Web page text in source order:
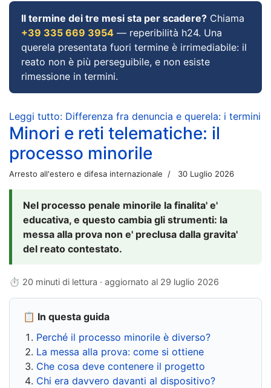
Il termine dei tre mesi sta per scadere? Chiama
+39 335 669 3954 — reperibilità h24. Una
querela presentata fuori termine è irrimediabile: il
reato non è più perseguibile, e non esiste
rimessione in termini.
Leggi tutto: Differenza fra denuncia e querela: i termini
Minori e reti telematiche: il
processo minorile
Arresto all'estero e difesa internazionale 30 Luglio 2026
Nel processo penale minorile la finalita' e'
educativa, e questo cambia gli strumenti: la
messa alla prova non e' preclusa dalla gravita'
del reato contestato.
⏱ 20 minuti di lettura · aggiornato al 29 luglio 2026
📋 In questa guida
Perché il processo minorile è diverso?
La messa alla prova: come si ottiene
Che cosa deve contenere il progetto
Chi era davvero davanti al dispositivo?